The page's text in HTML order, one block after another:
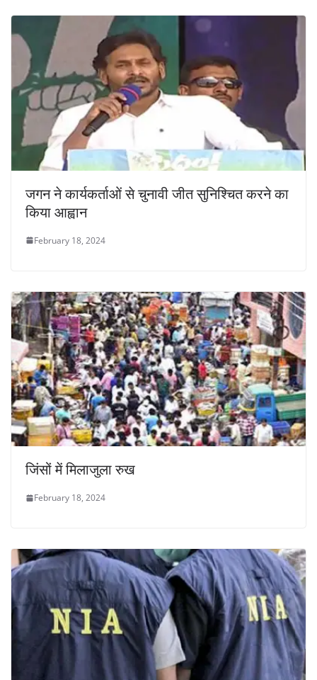
जगन ने कार्यकर्ताओं से चुनावी जीत सुनिश्चित करने का
किया आह्वान
February 18, 2024
जिंसों में मिलाजुला रुख
February 18, 2024